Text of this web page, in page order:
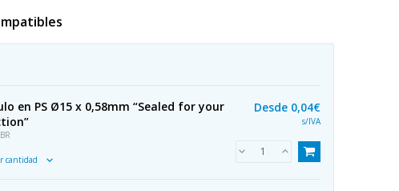
en PS Ø15 x 0,58mm “Sealed for your
cantidad
Desde 0,04€
s/IVA